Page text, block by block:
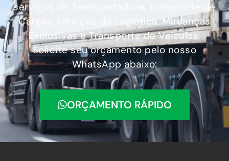
serviços de Transportadora, Transporte de
Cargas, serviços de Logística, Mudanças
Exclusivas e Transporte de Veículos.
Solicite seu orçamento pelo nosso
WhatsApp abaixo:
ORÇAMENTO RÁPIDO